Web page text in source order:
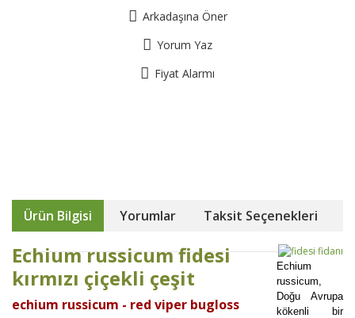
Arkadaşına Öner
Yorum Yaz
Fiyat Alarmı
Ürün Bilgisi Yorumlar Taksit Seçenekleri
Echium russicum fidesi
kırmızı çiçekli çeşit
echium russicum - red viper bugloss
Echium
russicum,
Doğu Avrupa
kökenli bir